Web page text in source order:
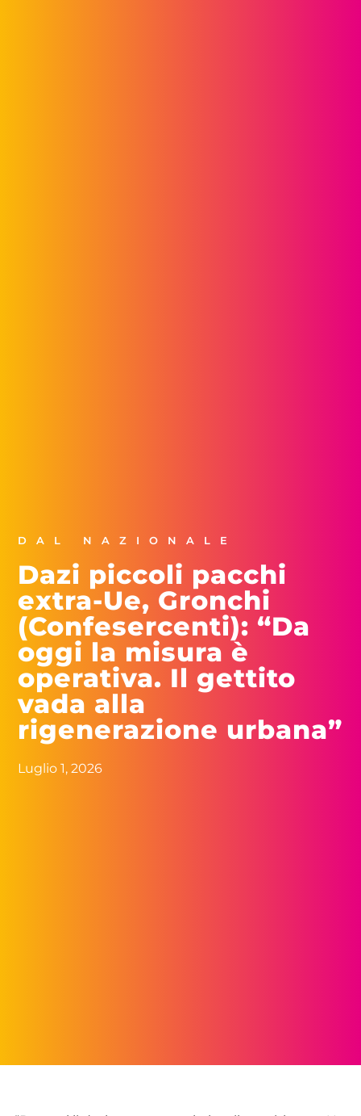
DAL NAZIONALE
Dazi piccoli pacchi
extra-Ue, Gronchi
(Confesercenti): “Da
oggi la misura è
operativa. Il gettito
vada alla
rigenerazione urbana”
Luglio 1, 2026